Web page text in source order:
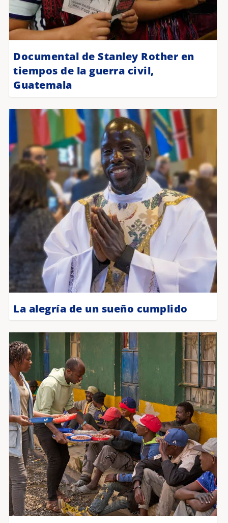
Documental de Stanley Rother en
tiempos de la guerra civil,
Guatemala
La alegría de un sueño cumplido